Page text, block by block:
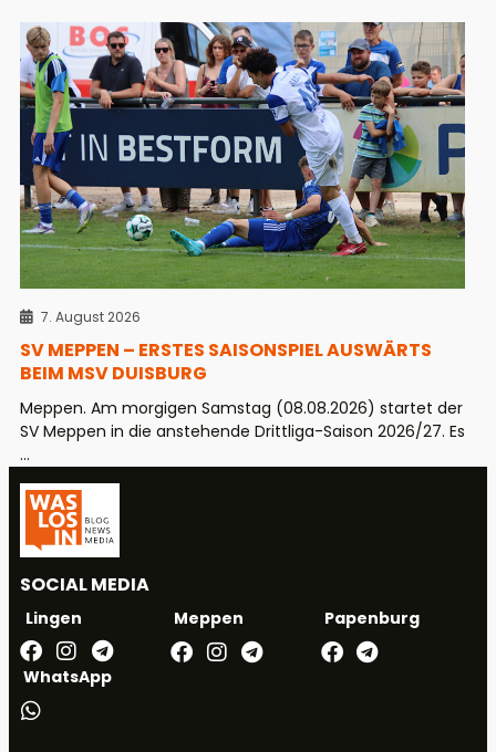
7. August 2026
SV MEPPEN – ERSTES SAISONSPIEL AUSWÄRTS
BEIM MSV DUISBURG
Meppen. Am morgigen Samstag (08.08.2026) startet der
SV Meppen in die anstehende Drittliga-Saison 2026/27. Es
...
SOCIAL MEDIA
Lingen Meppen Papenburg
WhatsApp